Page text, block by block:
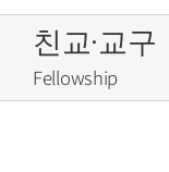
친교·교구
Fellowship